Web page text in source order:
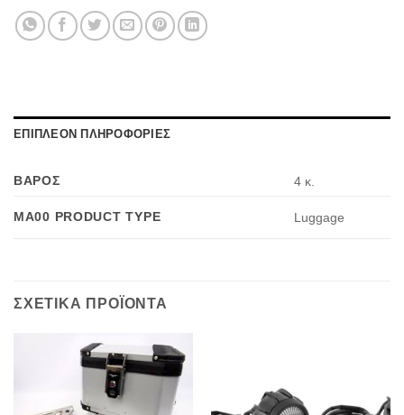
ΕΠΙΠΛΕΟΝ ΠΛΗΡΟΦΟΡΙΕΣ
ΒΑΡΟΣ 4 κ.
MA00 PRODUCT TYPE Luggage
ΣΧΕΤΙΚΑ ΠΡΟΪΟΝΤΑ